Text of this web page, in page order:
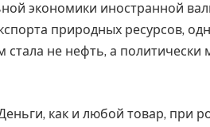
экономики иностранной
природных ресурсов,
не нефть, а
как и любой товар, при